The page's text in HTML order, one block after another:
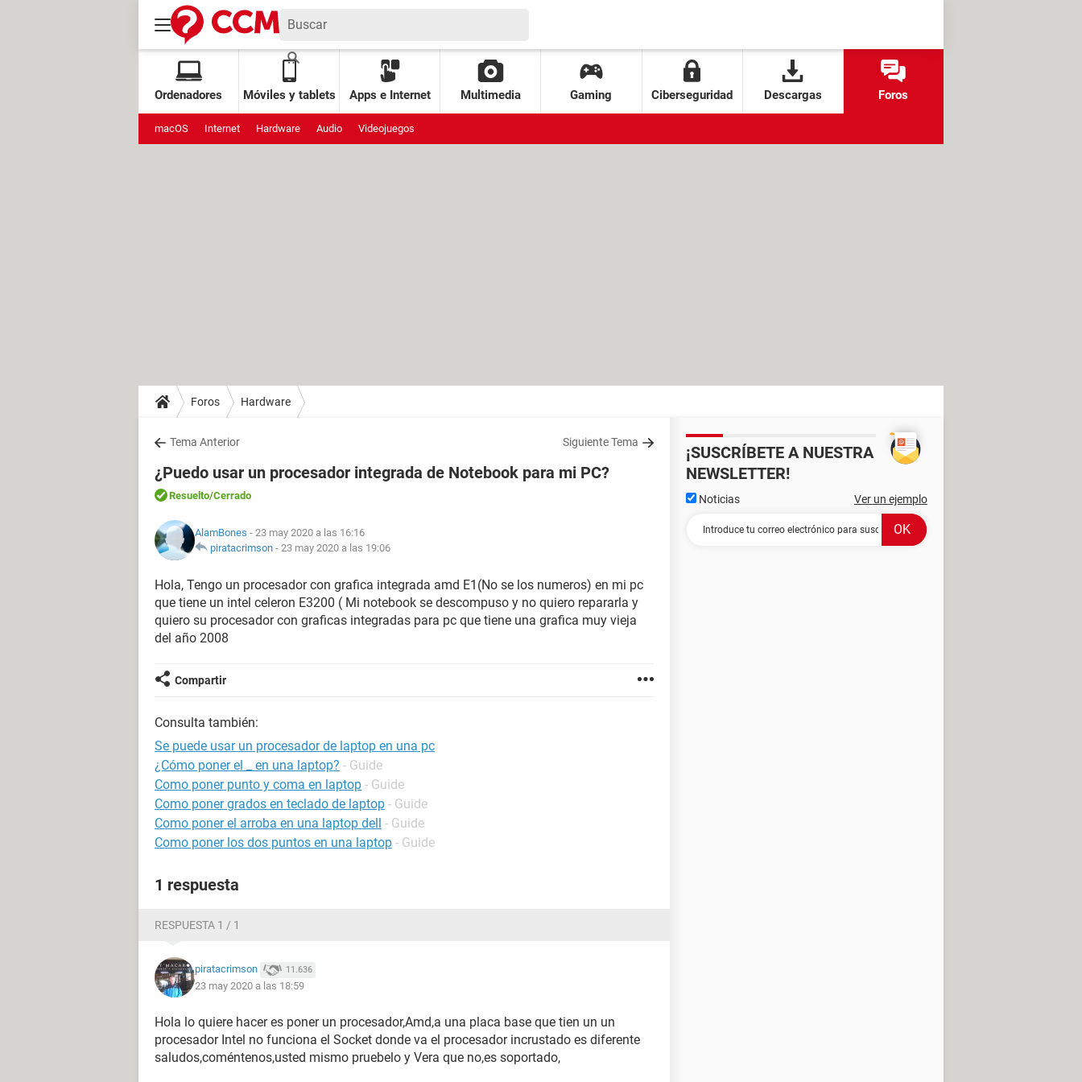
Ordenadores Móviles y tablets Apps e Internet Multimedia Gaming Ciberseguridad Descargas Foros
macOS Internet Hardware Audio Videojuegos
Foros Hardware
Tema Anterior Siguiente Tema
¿Puedo usar un procesador integrada de Notebook para mi PC?
Resuelto/Cerrado
AlamBones - 23 may 2020 a las 16:16
piratacrimson - 23 may 2020 a las 19:06
Hola, Tengo un procesador con grafica integrada amd E1(No se los numeros) en mi pc
que tiene un intel celeron E3200 ( Mi notebook se descompuso y no quiero repararla y
quiero su procesador con graficas integradas para pc que tiene una grafica muy vieja
del año 2008
Compartir
Consulta también:
Se puede usar un procesador de laptop en una pc
¿Cómo poner el _ en una laptop? - Guide
Como poner punto y coma en laptop - Guide
Como poner grados en teclado de laptop - Guide
Como poner el arroba en una laptop dell - Guide
Como poner los dos puntos en una laptop - Guide
1 respuesta
RESPUESTA 1 / 1
piratacrimson 11.636
23 may 2020 a las 18:59
Hola lo quiere hacer es poner un procesador,Amd,a una placa base que tien un un
procesador Intel no funciona el Socket donde va el procesador incrustado es diferente
saludos,coméntenos,usted mismo pruebelo y Vera que no,es soportado,
¡SUSCRÍBETE A NUESTRA
NEWSLETTER!
Noticias Ver un ejemplo